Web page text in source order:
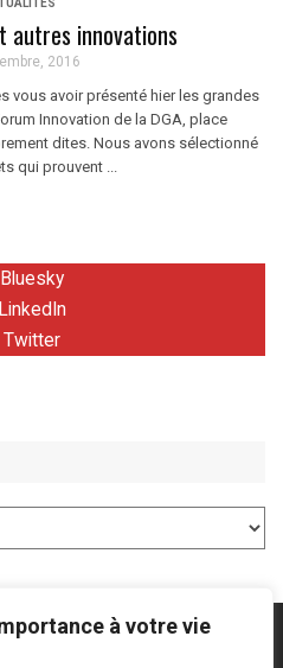
à votre vie
autres innovations
2016
vous avoir présenté hier les grandes
Innovation de la DGA, place
dites. Nous avons sélectionné
qui prouvent ...
Bluesky
LinkedIn
Twitter